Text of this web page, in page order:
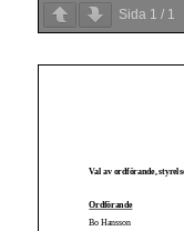
Sida 1 / 1